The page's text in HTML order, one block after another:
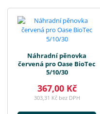
Náhradní pěnovka
červená pro Oase BioTec
5/10/30
367,00 Kč
303,31 Kč bez DPH